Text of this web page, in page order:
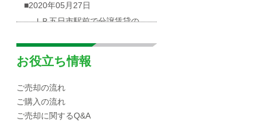
■2020年05月27日
ＪＲ五日市駅前で分譲賃貸の
■2020年05月03日
ョンの概要
■2020年04月30日
お役立ち情報
ご売却の流れ
ご購入の流れ
ご売却に関するQ&A